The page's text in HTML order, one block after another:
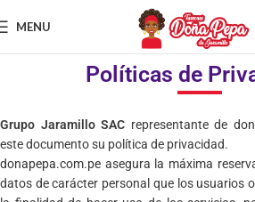
MENU
Políticas de
Grupo Jaramillo SAC representante de
este documento su política de privacidad.
donapepa.com.pe asegura la máxima
datos de carácter personal que los usuarios